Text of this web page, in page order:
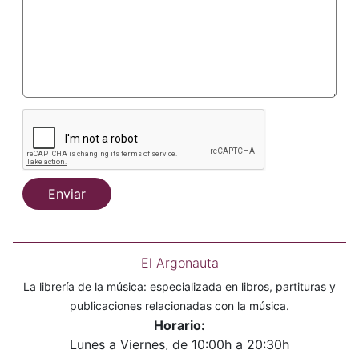
Enviar
El Argonauta
La librería de la música: especializada en libros, partituras y
publicaciones relacionadas con la música.
Horario:
Lunes a Viernes, de 10:00h a 20:30h